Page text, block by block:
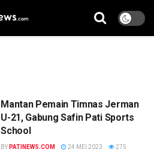
Mantan Pemain Timnas Jerman
U-21, Gabung Safin Pati Sports
School
BY PATINEWS.COM 24 MEI 2023 275